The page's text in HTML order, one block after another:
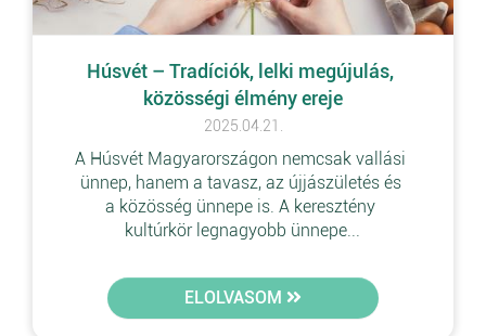
Húsvét – Tradíciók, lelki megújulás,
közösségi élmény ereje
2025.04.21.
A Húsvét Magyarországon nemcsak vallási
ünnep, hanem a tavasz, az újjászületés és
a közösség ünnepe is. A keresztény
kultúrkör legnagyobb ünnepe...
ELOLVASOM